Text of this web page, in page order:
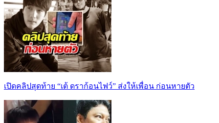
เปิดคลิปสุดท้าย “เต้ ดราก้อนไฟว์” ส่งให้เพื่อน ก่อนหายตัว